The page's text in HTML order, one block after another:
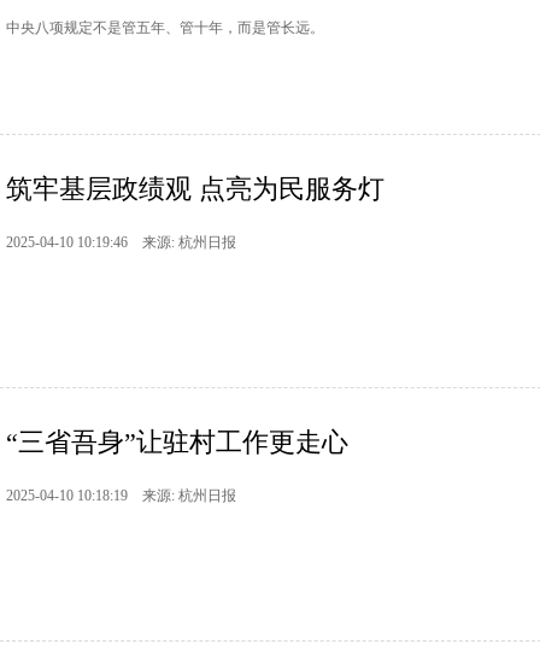
中央八项规定不是管五年、管十年，而是管长远。
筑牢基层政绩观 点亮为民服务灯
2025-04-10 10:19:46 来源: 杭州日报
“三省吾身”让驻村工作更走心
2025-04-10 10:18:19 来源: 杭州日报